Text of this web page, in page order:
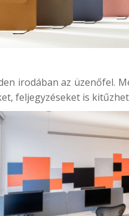
irodában az üzenőfel.
feljegyzéseket is